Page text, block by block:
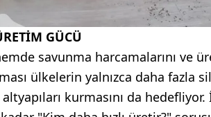
GÜCÜ
savunma harcamalarını ve
ülkelerin yalnızca daha fazla
kurmasını da